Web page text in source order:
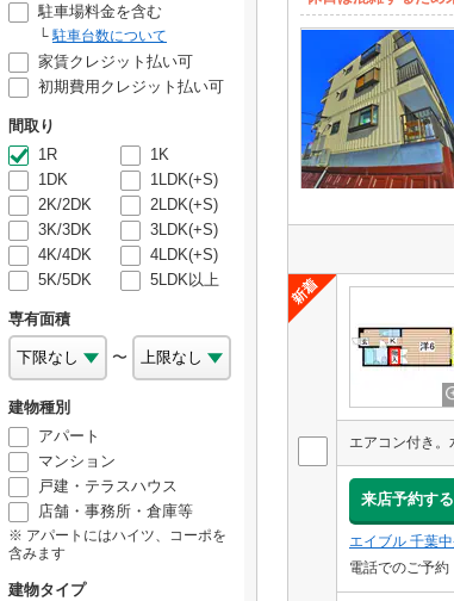
駐車場料金を含む
駐車台数について
家賃クレジット払い可
初期費用クレジット払い可
間取り
1R
1K
1DK
1LDK(+S)
2K/2DK
2LDK(+S)
3K/3DK
3LDK(+S)
4K/4DK
4LDK(+S)
5K/5DK
5LDK以上
専有面積
〜
建物種別
アパート
マンション
戸建・テラスハウス
店舗・事務所・倉庫等
アパートにはハイツ、コーポを
含みます
建物タイプ
エアコン付き。
来店予約する
エイブル 千葉
電話でのご予約